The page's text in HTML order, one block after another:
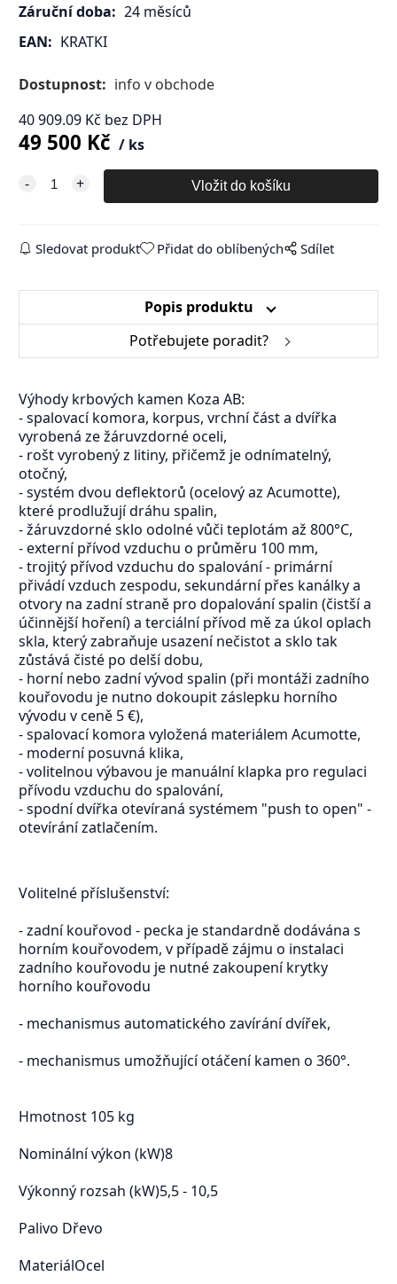
Záruční doba: 24 měsíců
EAN: KRATKI
Dostupnost: info v obchode
40 909.09Kč bez DPH
49 500 Kč ks
Sledovat produkt Přidat do oblíbených Sdílet
Popis produktu
Potřebujete poradit?
Výhody krbových kamen Koza AB:
- spalovací komora, korpus, vrchní část a dvířka
vyrobená ze žáruvzdorné oceli,
- rošt vyrobený z litiny, přičemž je odnímatelný,
otočný,
- systém dvou deflektorů (ocelový az Acumotte),
které prodlužují dráhu spalin,
- žáruvzdorné sklo odolné vůči teplotám až 800°C,
- externí přívod vzduchu o průměru 100 mm,
- trojitý přívod vzduchu do spalování - primární
přivádí vzduch zespodu, sekundární přes kanálky a
otvory na zadní straně pro dopalování spalin (čistší a
účinnější hoření) a terciální přívod mě za úkol oplach
skla, který zabraňuje usazení nečistot a sklo tak
zůstává čisté po delší dobu,
- horní nebo zadní vývod spalin (při montáži zadního
kouřovodu je nutno dokoupit záslepku horního
vývodu v ceně 5 €),
- spalovací komora vyložená materiálem Acumotte,
- moderní posuvná klika,
- volitelnou výbavou je manuální klapka pro regulaci
přívodu vzduchu do spalování,
- spodní dvířka otevíraná systémem "push to open" -
otevírání zatlačením.
Volitelné příslušenství:
- zadní kouřovod - pecka je standardně dodávána s
horním kouřovodem, v případě zájmu o instalaci
zadního kouřovodu je nutné zakoupení krytky
horního kouřovodu
- mechanismus automatického zavírání dvířek,
- mechanismus umožňující otáčení kamen o 360°.
Hmotnost 105 kg
Nominální výkon (kW)8
Výkonný rozsah (kW)5,5 - 10,5
Palivo Dřevo
MateriálOcel